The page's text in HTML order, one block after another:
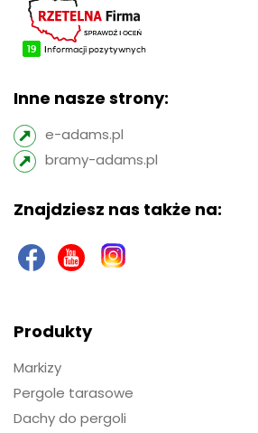
Inne nasze strony:
e-adams.pl
bramy-adams.pl
Znajdziesz nas także na:
Produkty
Markizy
Pergole tarasowe
Dachy do pergoli